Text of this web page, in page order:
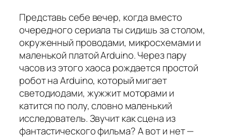
Представь себе вечер, когда вместо
очередного сериала ты сидишь за столом,
окруженный проводами, микросхемами и
маленькой платой Arduino. Через пару
часов из этого хаоса рождается простой
робот на Arduino, который мигает
светодиодами, жужжит моторами и
катится по полу, словно маленький
исследователь. Звучит как сцена из
фантастического фильма? А вот и нет —